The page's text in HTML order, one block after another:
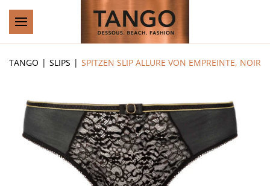
Zum Hauptinhalt springen
TANGO SLIPS SPITZEN SLIP ALLURE VON EMPREINTE, NOIR